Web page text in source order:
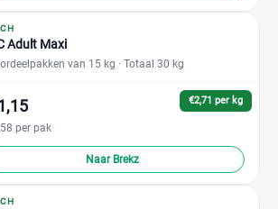
Adult Maxi
van 15 kg · Totaal 30 kg
€2,71 per kg
per pak
Naar Brekz